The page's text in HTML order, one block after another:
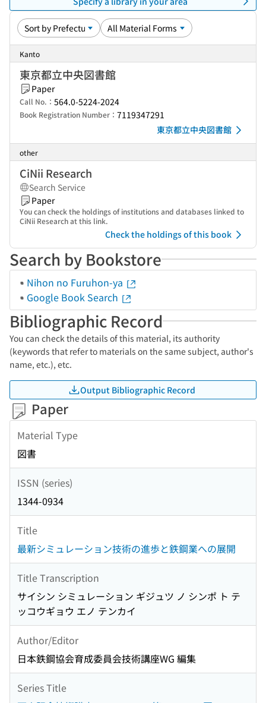
Kanto
東京都立中央図書館
Paper
Call No.： 564.0-5224-2024
Book Registration Number： 7119347291
東京都立中央図書館
other
CiNii Research
Search Service
Paper
You can check the holdings of institutions and databases linked to
CiNii Research at this link.
Check the holdings of this book
Search by Bookstore
Nihon no Furuhon-ya
Google Book Search
Bibliographic Record
You can check the details of this material, its authority
(keywords that refer to materials on the same subject, author's
name, etc.), etc.
Output Bibliographic Record
Paper
Material Type
図書
ISSN (series)
1344-0934
Title
最新シミュレーション技術の進歩と鉄鋼業への展開
Title Transcription
サイシン シミュレーション ギジュツ ノ シンポ ト テ
ッコウギョウ エノ テンカイ
Author/Editor
日本鉄鋼協会育成委員会技術講座WG 編集
Series Title